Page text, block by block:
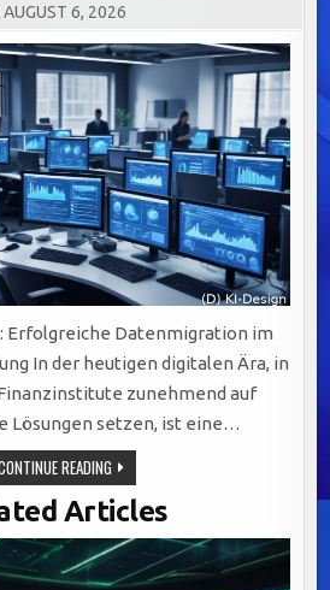
AUGUST 6, 2026
Erfolgreiche Datenmigration im
In der heutigen digitalen Ära, in
zunehmend auf
Lösungen setzen, ist eine…
READINGERFOLGREICHE
DATENMIGRATION
IM
FINANZSEKTOR:
STRATEGIEN
UND
HERAUSFORDERUNGEN
MEISTERN
Articles